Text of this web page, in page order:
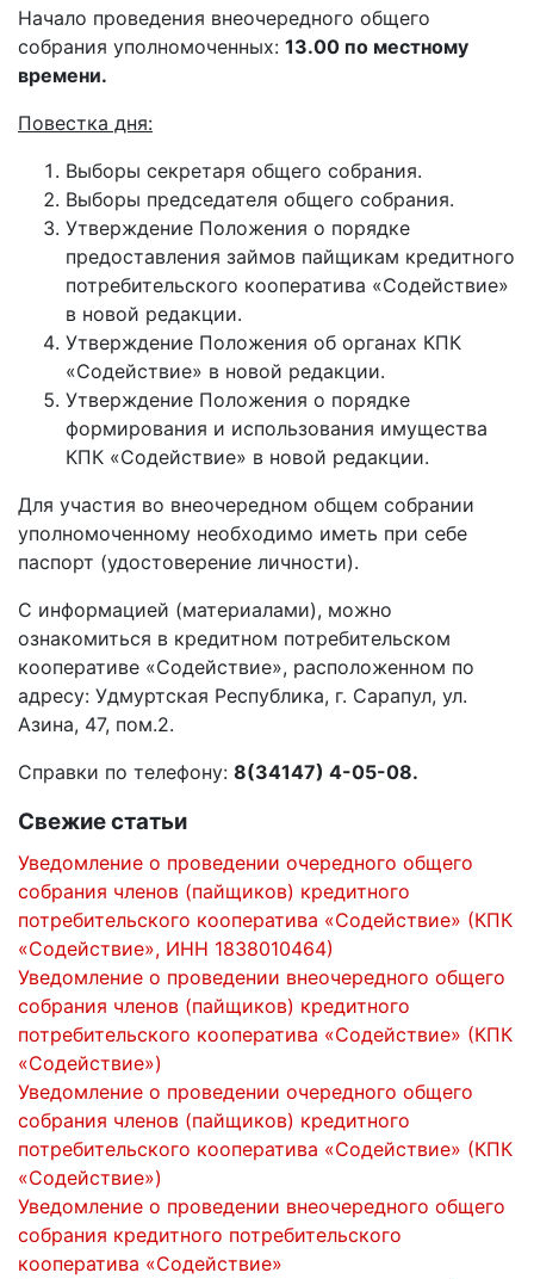
Начало проведения внеочередного общего
собрания уполномоченных: 13.00 по местному
времени.
Повестка дня:
Выборы секретаря общего собрания.
Выборы председателя общего собрания.
Утверждение Положения о порядке
предоставления займов пайщикам кредитного
потребительского кооператива «Содействие»
в новой редакции.
Утверждение Положения об органах КПК
«Содействие» в новой редакции.
Утверждение Положения о порядке
формирования и использования имущества
КПК «Содействие» в новой редакции.
Для участия во внеочередном общем собрании
уполномоченному необходимо иметь при себе
паспорт (удостоверение личности).
С информацией (материалами), можно
ознакомиться в кредитном потребительском
кооперативе «Содействие», расположенном по
адресу: Удмуртская Республика, г. Сарапул, ул.
Азина, 47, пом.2.
Справки по телефону: 8(34147) 4-05-08.
Свежие статьи
Уведомление о проведении очередного общего
собрания членов (пайщиков) кредитного
потребительского кооператива «Содействие» (КПК
«Содействие», ИНН 1838010464)
Уведомление о проведении внеочередного общего
собрания членов (пайщиков) кредитного
потребительского кооператива «Содействие» (КПК
«Содействие»)
Уведомление о проведении очередного общего
собрания членов (пайщиков) кредитного
потребительского кооператива «Содействие» (КПК
«Содействие»)
Уведомление о проведении внеочередного общего
собрания кредитного потребительского
кооператива «Содействие»